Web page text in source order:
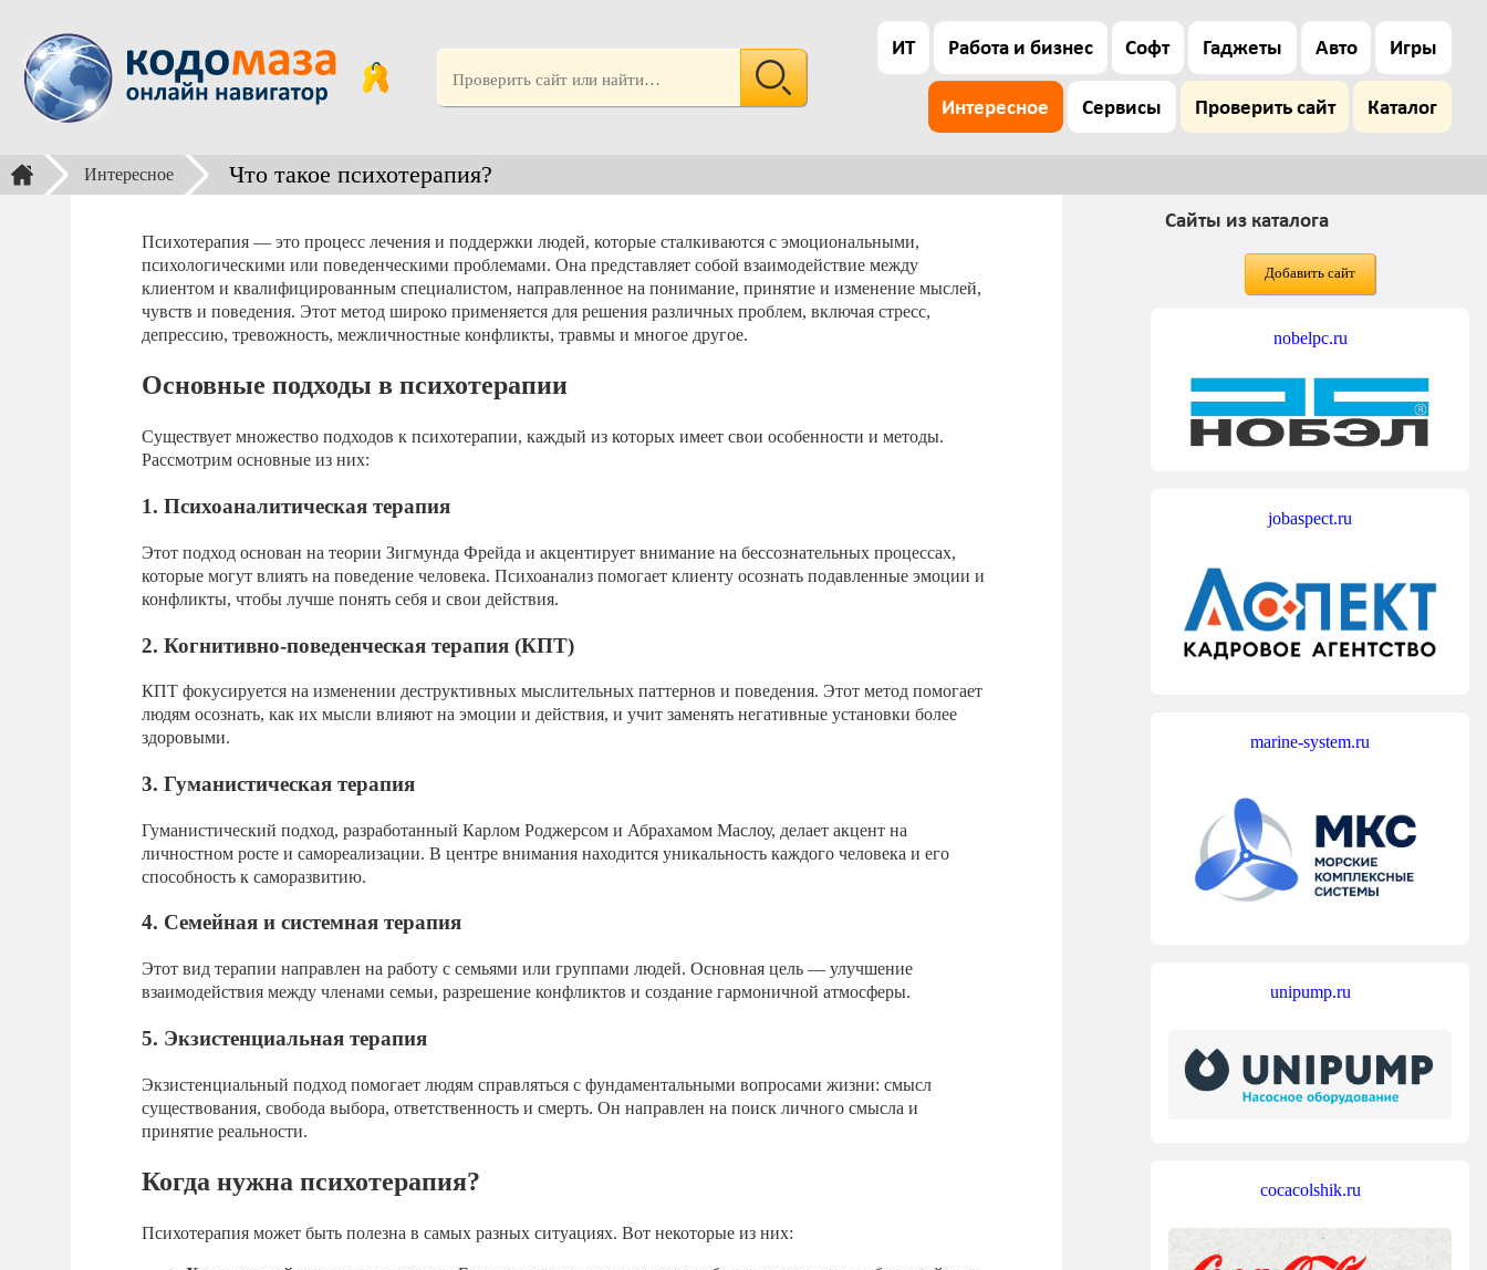
ИТ Работа и бизнес Софт Гаджеты Авто Игры
Интересное Сервисы Проверить сайт Каталог
Интересное Что такое психотерапия?
Психотерапия — это процесс лечения и поддержки людей, которые сталкиваются с эмоциональными,
психологическими или поведенческими проблемами. Она представляет собой взаимодействие между
клиентом и квалифицированным специалистом, направленное на понимание, принятие и изменение мыслей,
чувств и поведения. Этот метод широко применяется для решения различных проблем, включая стресс,
депрессию, тревожность, межличностные конфликты, травмы и многое другое.
Основные подходы в психотерапии
Существует множество подходов к психотерапии, каждый из которых имеет свои особенности и методы.
Рассмотрим основные из них:
1. Психоаналитическая терапия
Этот подход основан на теории Зигмунда Фрейда и акцентирует внимание на бессознательных процессах,
которые могут влиять на поведение человека. Психоанализ помогает клиенту осознать подавленные эмоции и
конфликты, чтобы лучше понять себя и свои действия.
2. Когнитивно-поведенческая терапия (КПТ)
КПТ фокусируется на изменении деструктивных мыслительных паттернов и поведения. Этот метод помогает
людям осознать, как их мысли влияют на эмоции и действия, и учит заменять негативные установки более
здоровыми.
3. Гуманистическая терапия
Гуманистический подход, разработанный Карлом Роджерсом и Абрахамом Маслоу, делает акцент на
личностном росте и самореализации. В центре внимания находится уникальность каждого человека и его
способность к саморазвитию.
4. Семейная и системная терапия
Этот вид терапии направлен на работу с семьями или группами людей. Основная цель — улучшение
взаимодействия между членами семьи, разрешение конфликтов и создание гармоничной атмосферы.
5. Экзистенциальная терапия
Экзистенциальный подход помогает людям справляться с фундаментальными вопросами жизни: смысл
существования, свобода выбора, ответственность и смерть. Он направлен на поиск личного смысла и
принятие реальности.
Когда нужна психотерапия?
Психотерапия может быть полезна в самых разных ситуациях. Вот некоторые из них:
Сайты из каталога
Добавить сайт
nobelpc.ru
jobaspect.ru
marine-system.ru
unipump.ru
cocacolshik.ru